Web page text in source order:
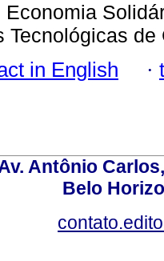
Economia
Tecnológicas
in English ·
Antônio
Belo